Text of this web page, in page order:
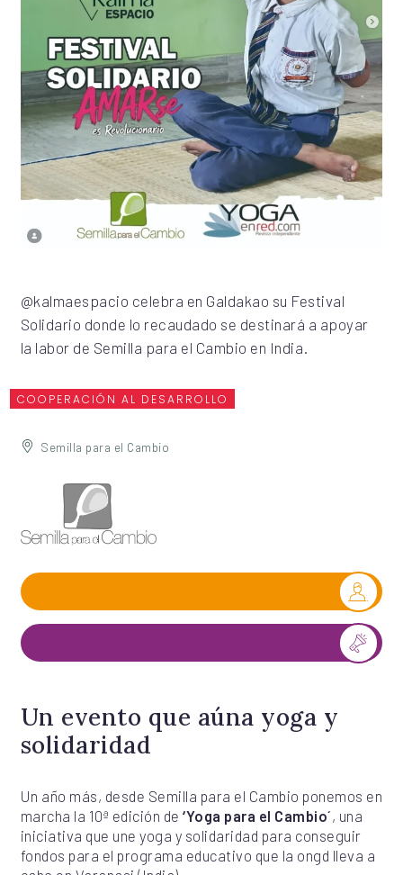
@kalmaespacio celebra en Galdakao su Festival
Solidario donde lo recaudado se destinará a apoyar
la labor de Semilla para el Cambio en India.
COOPERACIÓN AL DESARROLLO
Semilla para el Cambio
Un evento que aúna yoga y
solidaridad
Un año más, desde Semilla para el Cambio ponemos en
marcha la 10ª edición de‘Yoga para el Cambio´ , una
iniciativa que une yoga y solidaridad para conseguir
fondos para el programa educativo que la ongd lleva a